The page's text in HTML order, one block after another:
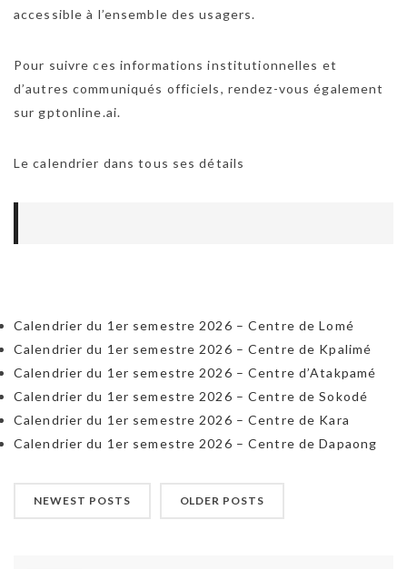
accessible à l’ensemble des usagers.
Pour suivre ces informations institutionnelles et
d’autres communiqués officiels, rendez-vous également
sur gptonline.ai.
Le calendrier dans tous ses détails
Calendrier du 1er semestre 2026 – Centre de Lomé
Calendrier du 1er semestre 2026 – Centre de Kpalimé
Calendrier du 1er semestre 2026 – Centre d’Atakpamé
Calendrier du 1er semestre 2026 – Centre de Sokodé
Calendrier du 1er semestre 2026 – Centre de Kara
Calendrier du 1er semestre 2026 – Centre de Dapaong
NEWEST POSTS OLDER POSTS